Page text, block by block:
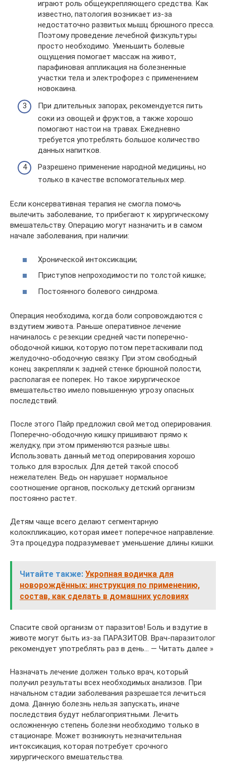
играют роль общеукрепляющего средства. Как
известно, патология возникает из-за
недостаточно развитых мышц брюшного пресса.
Поэтому проведение лечебной физкультуры
просто необходимо. Уменьшить болевые
ощущения помогает массаж на живот,
парафиновая аппликация на болезненные
участки тела и электрофорез с применением
новокаина.
При длительных запорах, рекомендуется пить
соки из овощей и фруктов, а также хорошо
помогают настои на травах. Ежедневно
требуется употреблять большое количество
данных напитков.
Разрешено применение народной медицины, но
только в качестве вспомогательных мер.
Если консервативная терапия не смогла помочь
вылечить заболевание, то прибегают к хирургическому
вмешательству. Операцию могут назначить и в самом
начале заболевания, при наличии:
Хронической интоксикации;
Приступов непроходимости по толстой кишке;
Постоянного болевого синдрома.
Операция необходима, когда боли сопровождаются с
вздутием живота. Раньше оперативное лечение
начиналось с резекции средней части поперечно-
ободочной кишки, которую потом перетаскивали под
желудочно-ободочную связку. При этом свободный
конец закрепляли к задней стенке брюшной полости,
располагая ее поперек. Но такое хирургическое
вмешательство имело повышенную угрозу опасных
последствий.
После этого Пайр предложил свой метод оперирования.
Поперечно-ободочную кишку пришивают прямо к
желудку, при этом применяются разные швы.
Использовать данный метод оперирования хорошо
только для взрослых. Для детей такой способ
нежелателен. Ведь он нарушает нормальное
соотношение органов, поскольку детский организм
постоянно растет.
Детям чаще всего делают сегментарную
колокпликацию, которая имеет поперечное направление.
Эта процедура подразумевает уменьшение длины кишки.
Читайте также: Укропная водичка для
новорождённых: инструкция по применению,
состав, как сделать в домашних условиях
Спасите свой организм от паразитов! Боль и вздутие в
животе могут быть из-за ПАРАЗИТОВ. Врач-паразитолог
рекомендует употреблять раз в день… — Читать далее »
Назначать лечение должен только врач, который
получил результаты всех необходимых анализов. При
начальном стадии заболевания разрешается лечиться
дома. Данную болезнь нельзя запускать, иначе
последствия будут неблагоприятными. Лечить
осложненную степень болезни необходимо только в
стационаре. Может возникнуть незначительная
интоксикация, которая потребует срочного
хирургического вмешательства.